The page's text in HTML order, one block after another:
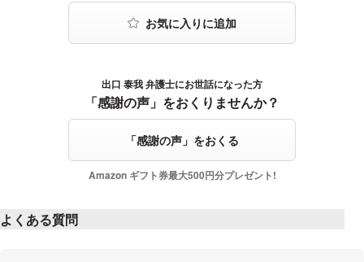
感謝の声をおくる出口 泰我 弁護士にお世話になった方
「感謝の声」をおくりませんか？
「感謝の声」をおくる
Amazon ギフト券最大500円分プレゼント!
よくある質問